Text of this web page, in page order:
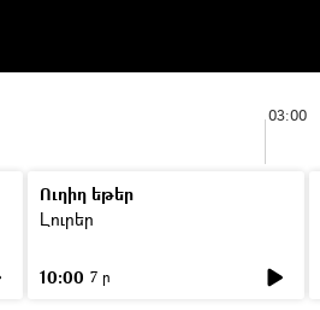
03:00
Ուղիղ եթեր
Լուրեր
10:00 7 ր